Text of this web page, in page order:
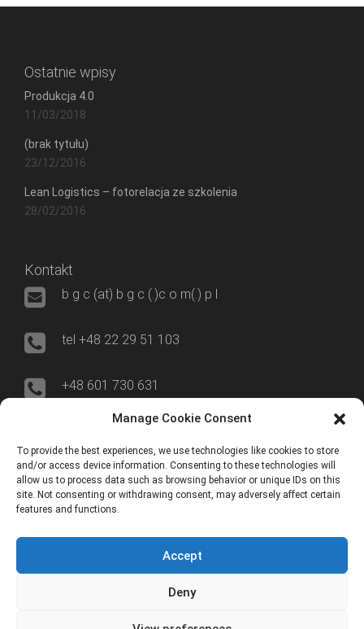
Manage Cookie Consent
To provide the best experiences, we use technologies like cookies to store
and/or access device information. Consenting to these technologies will
allow us to process data such as browsing behavior or unique IDs on this
site. Not consenting or withdrawing consent, may adversely affect certain
features and functions.
Accept
Deny
Ostatnie wpisy
Produkcja 4.0
11/03/2018
(brak tytułu)
23/12/2016
Lean Logistics – fotorelacja ze szkolenia
28/02/2016
Kontakt
b g c (at) b g c (.)c o m(.) p l
tel +48 22 29 51 103
+48 601 730 631
ul. Nowogrodzka 50/515